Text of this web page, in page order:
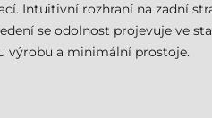
Intuitivní rozhraní na zadní
se odolnost projevuje ve
výrobu a minimální prostoje.